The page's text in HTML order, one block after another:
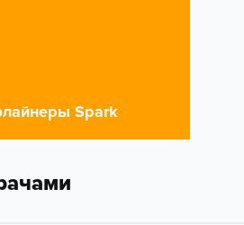
Spark